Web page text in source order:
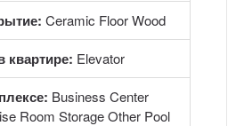
Ceramic Floor Wood
квартире: Elevator
Business Center
Room Storage Other Pool